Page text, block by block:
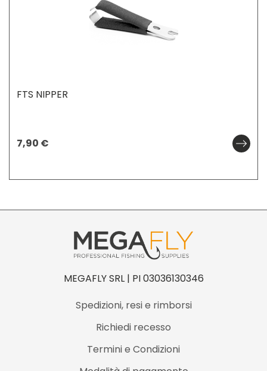
FTS NIPPER
7,90 €
MEGAFLY SRL | PI 03036130346
Spedizioni, resi e rimborsi
Richiedi recesso
Termini e Condizioni